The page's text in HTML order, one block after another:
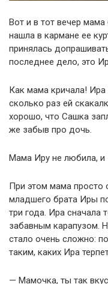
Вот и в тот вечер
нашла в кармане ее
принялась
последнее дело, это
Как мама кричала! Ира
сколько раз ей
хорошо, что Сашка
же забыв про дочь.
Мама Иру не любила, и
При этом мама просто
младшего брата Иры
три года. Ира сначала
забавным карапузом.
стало очень сложно:
таким, каких Ира
— Мамочка, ты так